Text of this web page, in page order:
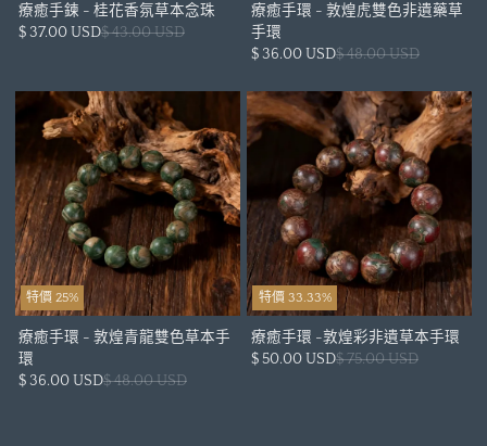
療癒手鍊 - 桂花香氛草本念珠
$ 37.00 USD$ 43.00 USD
療癒手環 - 敦煌虎雙色非遺藥草
手環
$ 36.00 USD$ 48.00 USD
特價 25%
療癒手環 - 敦煌青龍雙色草本手
環
$ 36.00 USD$ 48.00 USD
特價 33.33%
療癒手環 -敦煌彩非遺草本手環
$ 50.00 USD$ 75.00 USD